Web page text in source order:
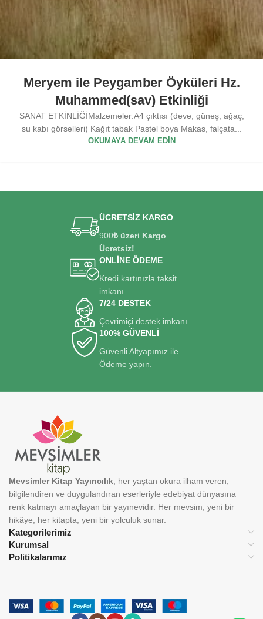
Meryem ile Peygamber Öyküleri Hz.
Muhammed(sav) Etkinliği
SANAT ETKİNLİĞİMalzemeler:A4 çıktısı (deve, güneş, ağaç,
su kabı görselleri) Kağıt tabak Pastel boya Makas, falçata...
OKUMAYA DEVAM EDIN
ÜCRETSİZ KARGO
900₺ üzeri Kargo
Ücretsiz!
ONLİNE ÖDEME
Kredi kartınızla taksit
imkanı
7/24 DESTEK
Çevrimiçi destek imkanı.
100% GÜVENLİ
Güvenli Altyapımız ile
Ödeme yapın.
Kategorilerimiz
Kurumsal
Politikalarımız
Mevsimler Kitap Yayıncılık , her yaştan okura ilham veren,
bilgilendiren ve duygulandıran eserleriyle edebiyat dünyasına
renk katmayı amaçlayan bir yayınevidir. Her mevsim, yeni bir
hikâye; her kitapta, yeni bir yolculuk sunar.